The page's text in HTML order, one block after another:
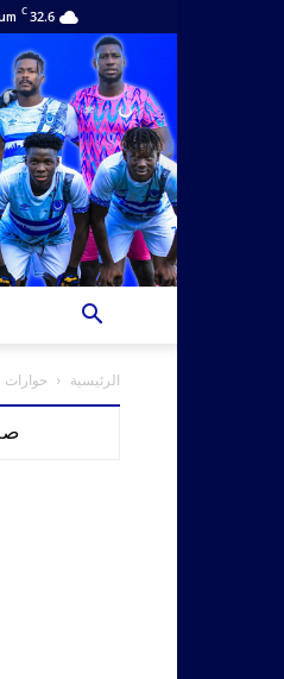
32.6
C
الرئيسية حوارات